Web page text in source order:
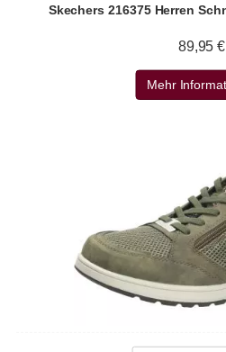
Skechers 216375 Herren
89,95 €
Mehr